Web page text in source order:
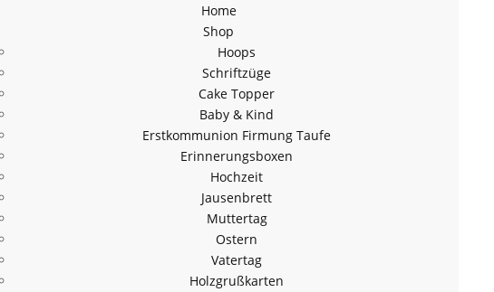
Home
Shop
Hoops
Schriftzüge
Cake Topper
Baby & Kind
Erstkommunion Firmung Taufe
Erinnerungsboxen
Hochzeit
Jausenbrett
Muttertag
Ostern
Vatertag
Holzgrußkarten